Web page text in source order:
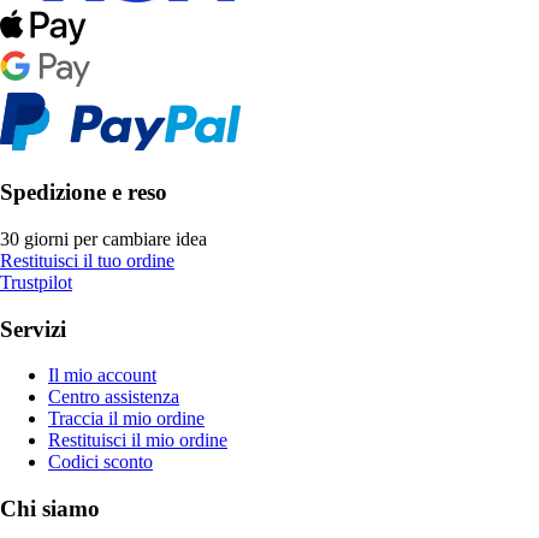
Spedizione e reso
30 giorni per cambiare idea
Restituisci il tuo ordine
Trustpilot
Servizi
Il mio account
Centro assistenza
Traccia il mio ordine
Restituisci il mio ordine
Codici sconto
Chi siamo